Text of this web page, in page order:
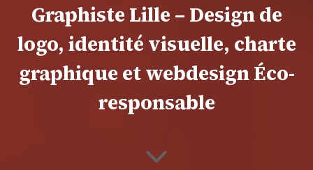
Graphiste Lille – Design de
logo, identité visuelle, charte
graphique et webdesign Éco-
responsable